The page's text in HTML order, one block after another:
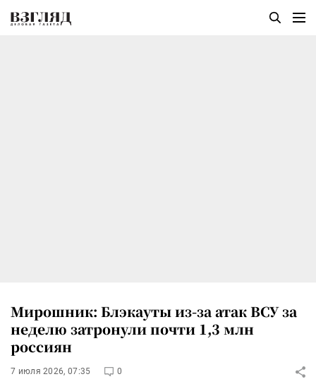
Мирошник: Блэкауты из-за атак ВСУ за
неделю затронули почти 1,3 млн
россиян
7 июля 2026, 07:35 0